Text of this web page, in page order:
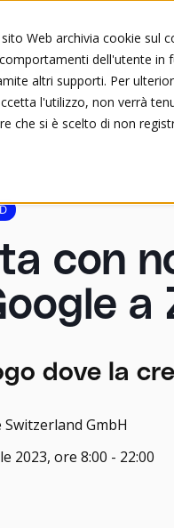
Web archivia cookie sul
dell'utente in
altri supporti. Per
l'utilizzo, non verrà
che si è scelto di non
Chi
con
a
dove la
Switzerland GmbH
2023, ore 8:00 - 22:00